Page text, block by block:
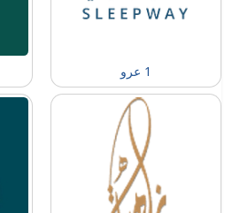
1 عرو